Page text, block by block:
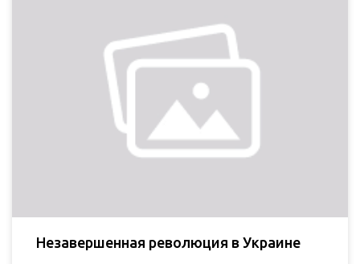
Незавершенная революция в Украине